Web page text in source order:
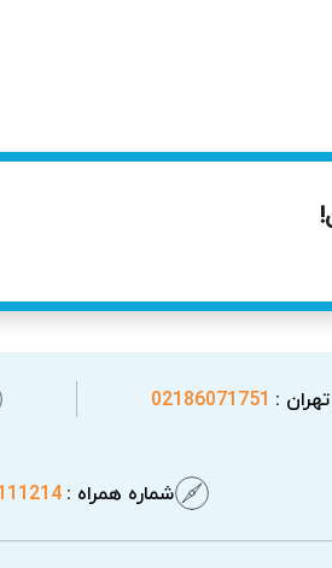
:
02186071751
شماره همراه :